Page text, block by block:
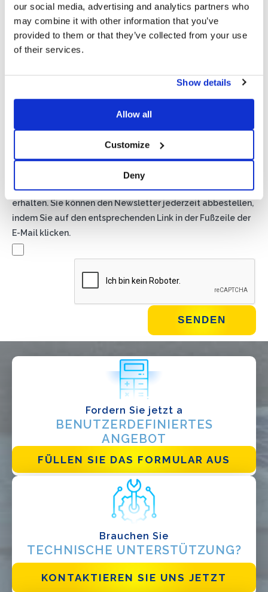
our social media, advertising and analytics partners who
may combine it with other information that you’ve
provided to them or that they’ve collected from your use
of their services.
Show details
Allow all
Customize
Deny
Bestimmungen der Datenschutzrichtlinie
Wenn Sie dieses Kästchen ankreuzen, erklären Sie sich
damit einverstanden, Werbematerial über Produkte und
Dienstleistungen von Basic S.B.R.L. per Newsletter zu
erhalten. Sie können den Newsletter jederzeit abbestellen,
indem Sie auf den entsprechenden Link in der Fußzeile der
E-Mail klicken.
Fordern Sie jetzt a
BENUTZERDEFINIERTES
ANGEBOT
FÜLLEN SIE DAS FORMULAR AUS
Brauchen Sie
TECHNISCHE UNTERSTÜTZUNG?
KONTAKTIEREN SIE UNS JETZT
Designer
EPC
Andere